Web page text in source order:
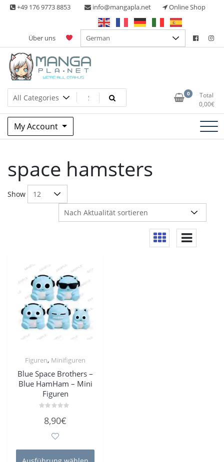
Skip +49 176 9773 8853 info@mangapla.net Online Shop
Über uns
Manga Planet
Split Part Online Shop 0
Total
0,00€
My Account
space hamsters
Show
Figuren, Minifiguren
Blue Space Brothers –
Blue HamHam – Mini
Figuren
mit8,90€